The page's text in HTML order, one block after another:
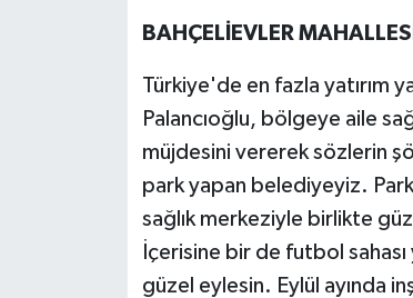
BAHÇELİEVLER
Türkiye'de en fazla yatırım
Palancıoğlu, bölgeye aile
müjdesini vererek sözlerin
park yapan belediyeyiz.
sağlık merkeziyle birlikte
İçerisine bir de futbol sahası
güzel eylesin. Eylül ayında